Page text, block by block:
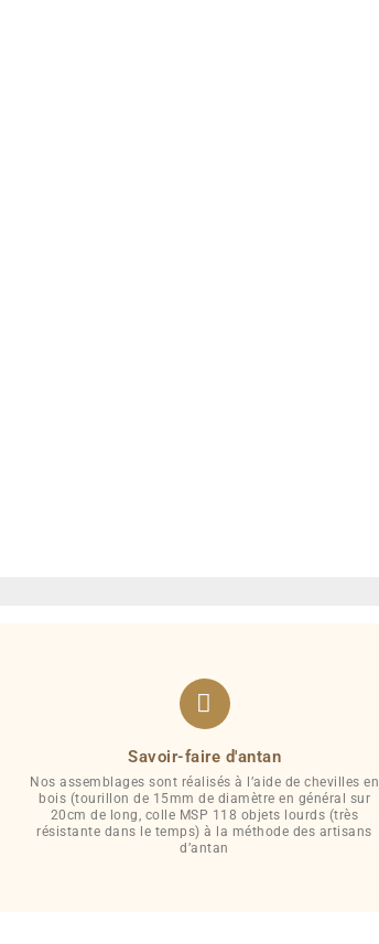
Savoir-faire d'antan
Nos assemblages sont réalisés à l’aide de chevilles en
bois (tourillon de 15mm de diamètre en général sur
20cm de long, colle MSP 118 objets lourds (très
résistante dans le temps) à la méthode des artisans
d’antan